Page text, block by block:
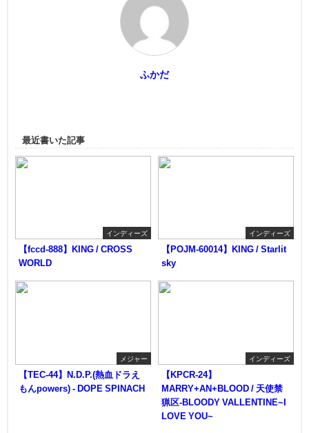
ふかだ
最近書いた記事
インディーズ
【fccd-888】KING / CROSS
WORLD
インディーズ
【POJM-60014】KING / Starlit
sky
メジャー
【TEC-44】N.D.P.(熱血ドラえ
もんpowers) - DOPE SPINACH
インディーズ
【KPCR-24】
MARRY+AN+BLOOD / 天使禁
猟区-BLOODY VALLENTINE~I
LOVE YOU~